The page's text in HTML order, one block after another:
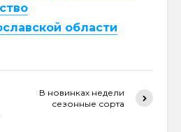
области
В новинках недели
сезонные сорта